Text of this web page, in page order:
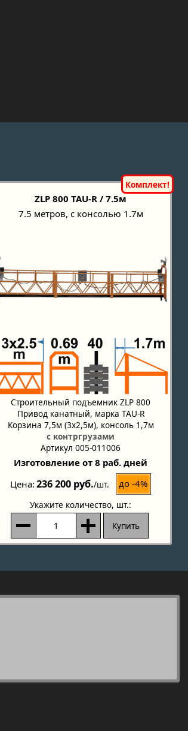
ZLP 800 TAU-R / 7.5м
7.5 метров, с консолью 1.7м
Строительный подъемник ZLP 800
Привод канатный, марка TAU-R
Корзина 7,5м (3х2,5м), консоль 1,7м
с контргрузами
Артикул 005-011006
Изготовление от 8 раб. дней
Цена 236 200 руб./шт. до -4%
Укажите количество, шт.:
Купить